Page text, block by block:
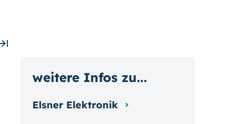
weitere Infos zu...
Elsner Elektronik